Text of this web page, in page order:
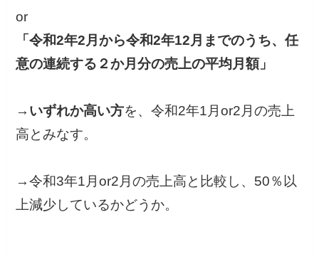
or
「令和2年2月から令和2年12月までのうち、任
意の連続する２か月分の売上の平均月額」
→ いずれか高い方を、令和2年1月or2月の売上
高とみなす。
→令和3年1月or2月の売上高と比較し、50％以
上減少しているかどうか。